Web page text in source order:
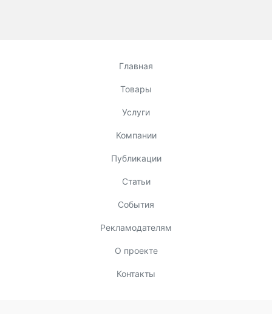
Главная
Товары
Услуги
Компании
Публикации
Статьи
События
Рекламодателям
О проекте
Контакты